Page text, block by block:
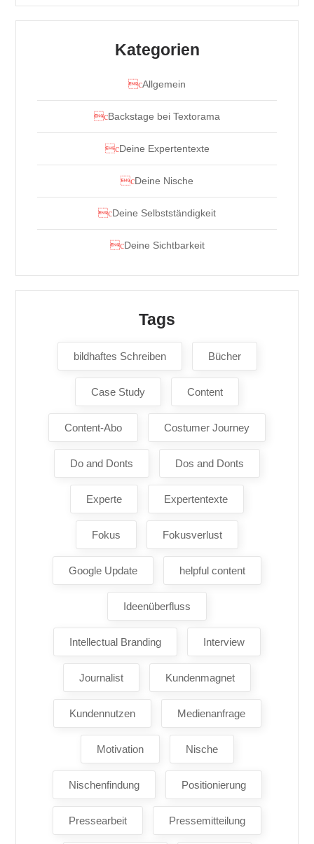
Kategorien
Allgemein
Backstage bei Textorama
Deine Expertentexte
Deine Nische
Deine Selbstständigkeit
Deine Sichtbarkeit
Tags
bildhaftes Schreiben Bücher
Case Study Content
Content-Abo Costumer Journey
Do and Donts Dos and Donts
Experte Expertentexte
Fokus Fokusverlust
Google Update helpful content
Ideenüberfluss
Intellectual Branding Interview
Journalist Kundenmagnet
Kundennutzen Medienanfrage
Motivation Nische
Nischenfindung Positionierung
Pressearbeit Pressemitteilung